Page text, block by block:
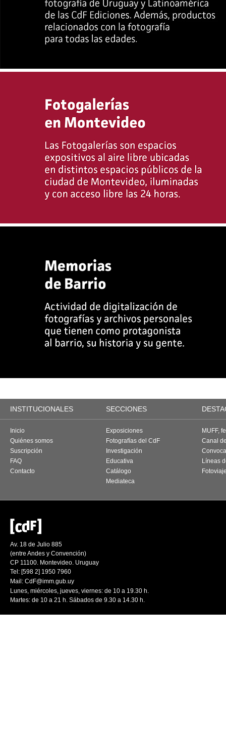
INSTITUCIONALES SECCIONES
Inicio
Quiénes somos
Suscripción
FAQ
Contacto
Exposiciones
Fotografías del CdF
Investigación
Educativa
Catálogo
Mediateca
MUFF,
Canal
Líneas
Av. 18 de Julio 885
(entre Andes y Convención)
CP 11100. Montevideo. Uruguay
Tel: [598 2] 1950 7960
Mail: CdF@imm.gub.uy
Lunes, miércoles, jueves, viernes: de 10 a 19.30 h.
Martes: de 10 a 21 h. Sábados de 9.30 a 14.30 h.